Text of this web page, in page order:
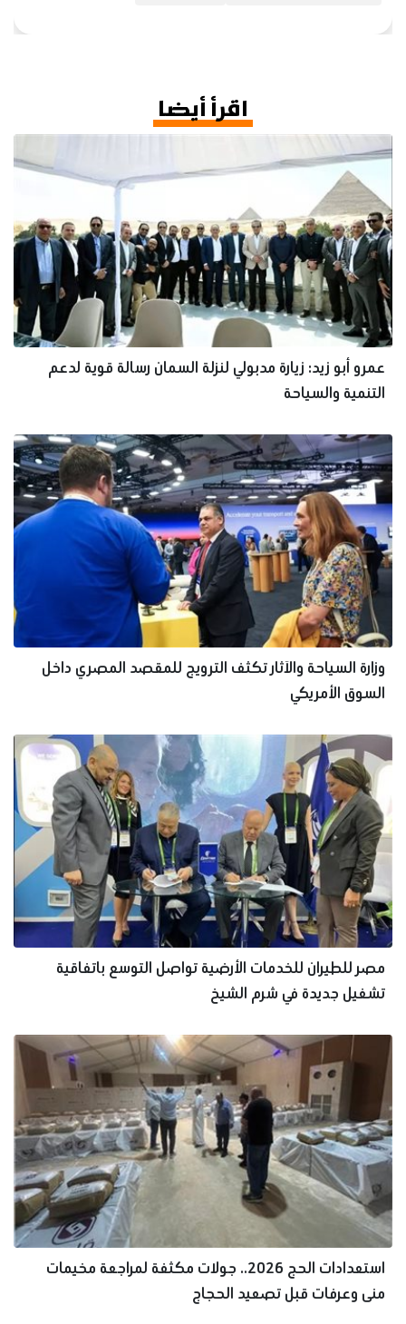
اقرأ أيضا
عمرو أبو زيد: زيارة مدبولي لنزلة السمان رسالة قوية لدعم
التنمية والسياحة
وزارة السياحة والآثار تكثف الترويج للمقصد المصري داخل
السوق الأمريكي
مصر للطيران للخدمات الأرضية تواصل التوسع باتفاقية
تشغيل جديدة في شرم الشيخ
استعدادات الحج 2026.. جولات مكثفة لمراجعة مخيمات
منى وعرفات قبل تصعيد الحجاج